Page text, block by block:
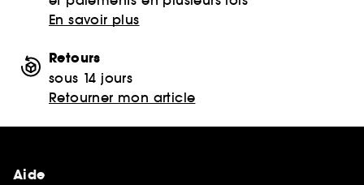
En savoir plus
Retours
sous 14 jours
Retourner mon article
Aide